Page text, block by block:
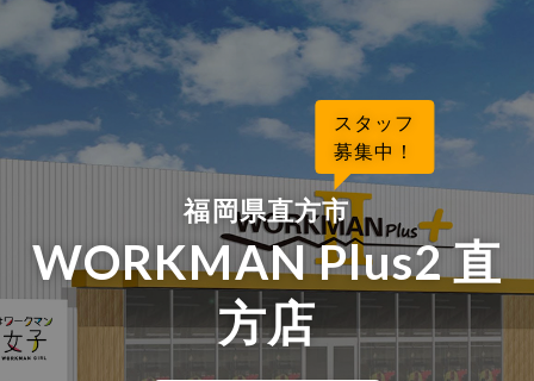
スタッフ
募集中！
福岡県直方市
WORKMAN Plus2 直
方店